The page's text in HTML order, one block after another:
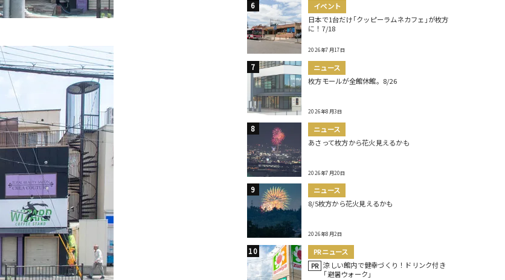
イベント
日本で1台だけ｢クッピーラムネカフェ｣が枚方
に！7/18
2026年7月17日
ニュース
枚方モールが全館休館。8/26
2026年8月3日
ニュース
あさって枚方から花火見えるかも
2026年7月20日
ニュース
8/5枚方から花火見えるかも
2026年8月2日
PRニュース
PR 涼しい館内で健幸づくり！ドリンク付き
｢避暑ウォーク｣